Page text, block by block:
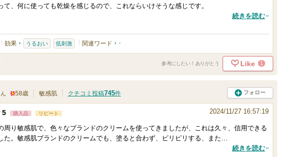
て、何に使っても乾燥を感じるので、これならいけそうな感じです。
続きを読む
効果 うるおい 低刺激 関連ワード -
参考にしたい！ありがとう Like 1
5
0
人
以
58歳 敏感肌 クチコミ投稿745件 フォロー
5 購入品 リピート 2024/11/27 16:57:19
周り敏感肌で、色々なブランドのクリームを使ってきましたが、これは久々、信用できる
た。敏感肌ブランドのクリームでも、塗ると合わず、ピリピリする、また…
続きを読む